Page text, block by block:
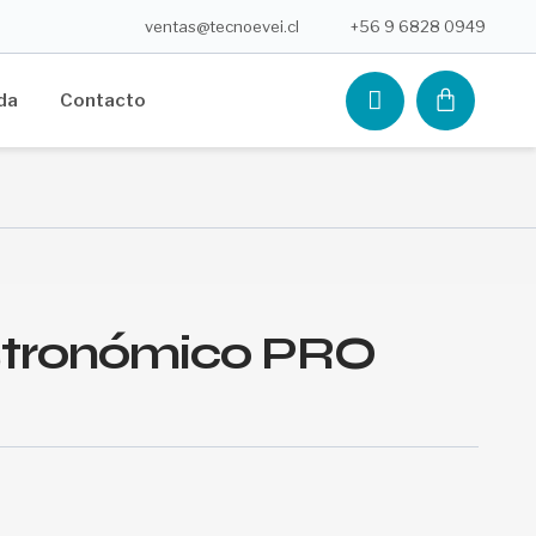
ventas@tecnoevei.cl +56 9 6828 0949
Contacto
PRO